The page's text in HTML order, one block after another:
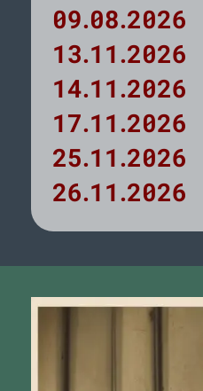
09.08.2026
13.11.2026
14.11.2026
17.11.2026
25.11.2026
26.11.2026